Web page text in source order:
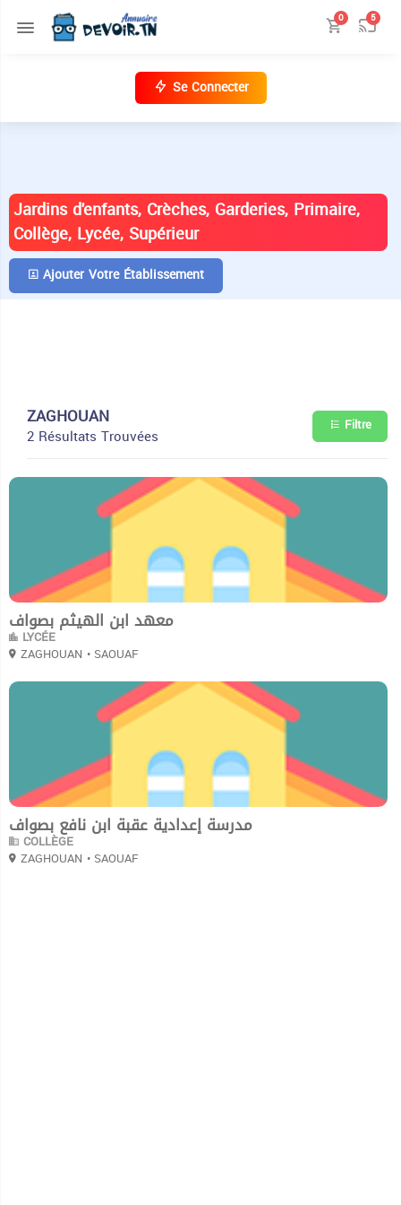
0 5
Se Connecter
Jardins d'enfants, Crèches, Garderies, Primaire,
Collège, Lycée, Supérieur
Ajouter Votre Établissement
ZAGHOUAN
2 Résultats Trouvées Filtre
معهد ابن الهيثم بصواف
LYCÉE
ZAGHOUAN • SAOUAF
مدرسة إعدادية عقبة ابن نافع بصواف
COLLÈGE
ZAGHOUAN • SAOUAF